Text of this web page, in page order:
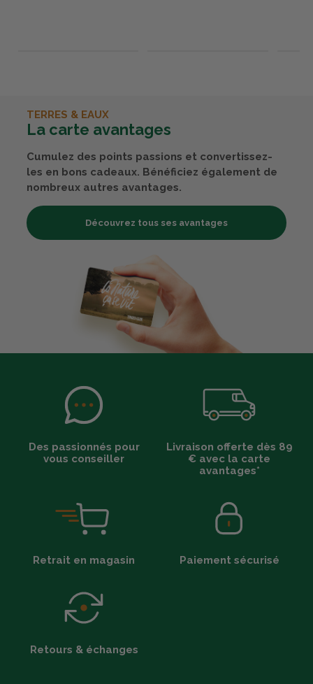
TERRES & EAUX
La carte avantages
Cumulez des points passions et convertissez-
les en bons cadeaux. Bénéficiez également de
nombreux autres avantages.
Découvrez tous ses avantages
Des passionnés pour
vous conseiller
Livraison offerte dès 89
€ avec la carte
avantages*
Retrait en magasin Paiement sécurisé
Retours & échanges